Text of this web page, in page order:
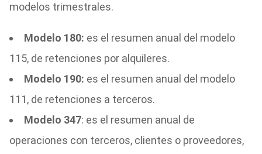
modelos trimestrales.
Modelo 180: es el resumen anual del modelo
115, de retenciones por alquileres.
Modelo 190: es el resumen anual del modelo
111, de retenciones a terceros.
Modelo 347: es el resumen anual de
operaciones con terceros, clientes o proveedores,